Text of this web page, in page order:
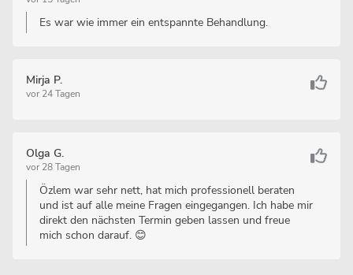
Es war wie immer ein entspannte Behandlung.
Mirja P.
vor 24 Tagen
Olga G.
vor 28 Tagen
Özlem war sehr nett, hat mich professionell beraten
und ist auf alle meine Fragen eingegangen. Ich habe mir
direkt den nächsten Termin geben lassen und freue
mich schon darauf. 😊